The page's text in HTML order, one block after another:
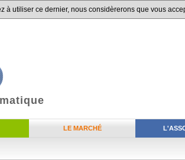
utiliser ce dernier, nous considèrerons que vous
LE MARCHÉ